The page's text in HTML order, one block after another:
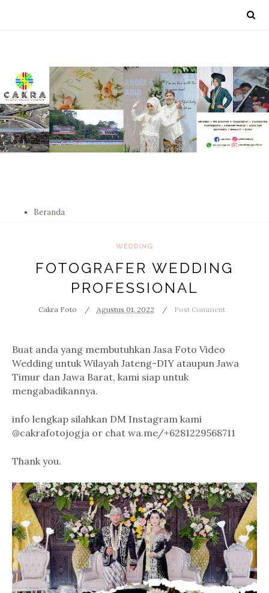
Beranda
WEDDING
FOTOGRAFER WEDDING
PROFESSIONAL
Cakra Foto Agustus 01, 2022 Post Comment
Buat anda yang membutuhkan Jasa Foto Video
Wedding untuk Wilayah Jateng-DIY ataupun Jawa
Timur dan Jawa Barat, kami siap untuk
mengabadikannya.
info lengkap silahkan DM Instagram kami
@cakrafotojogja or chat wa.me/+6281229568711
Thank you.